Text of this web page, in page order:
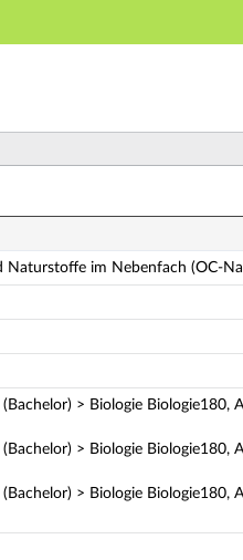
Naturstoffe im Nebenfach (OC-
(Bachelor) > Biologie Biologie180,
(Bachelor) > Biologie
(Bachelor) > Biologie